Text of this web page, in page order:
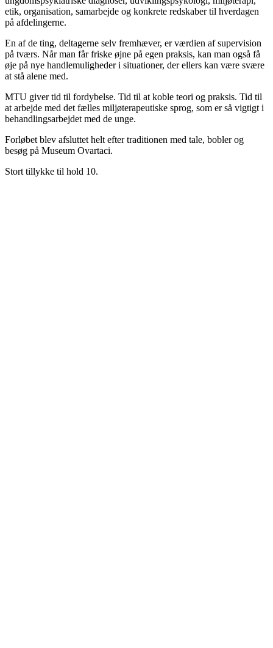
etik, organisation, samarbejde og konkrete redskaber til hverdagen
på afdelingerne.
En af de ting, deltagerne selv fremhæver, er værdien af supervision
på tværs. Når man får friske øjne på egen praksis, kan man også få
øje på nye handlemuligheder i situationer, der ellers kan være svære
at stå alene med.
MTU giver tid til fordybelse. Tid til at koble teori og praksis. Tid til
at arbejde med det fælles miljøterapeutiske sprog, som er så vigtigt i
behandlingsarbejdet med de unge.
Forløbet blev afsluttet helt efter traditionen med tale, bobler og
besøg på Museum Ovartaci.
Stort tillykke til hold 10.